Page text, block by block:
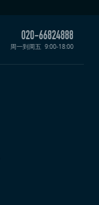
周一到周五 9:00-18:00